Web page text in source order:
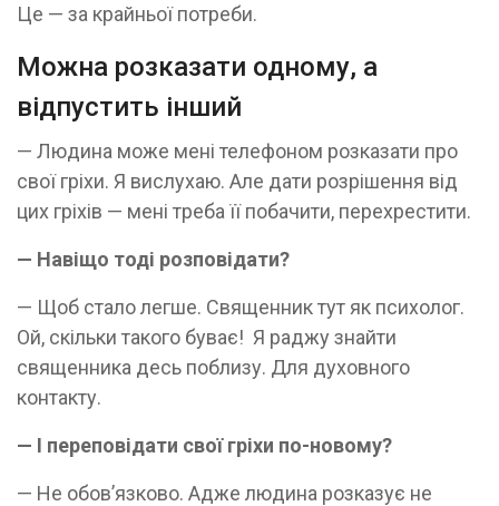
Це — за крайньої потреби.
Можна розказати одному, а
відпустить інший
— Людина може мені телефоном розказати про
свої гріхи. Я вислухаю. Але дати розрішення від
цих гріхів — мені треба її побачити, перехрестити.
— Навіщо тоді розповідати?
— Щоб стало легше. Священник тут як психолог.
Ой, скільки такого буває! Я раджу знайти
священника десь поблизу. Для духовного
контакту.
— І переповідати свої гріхи по-новому?
— Не обов’язково. Адже людина розказує не